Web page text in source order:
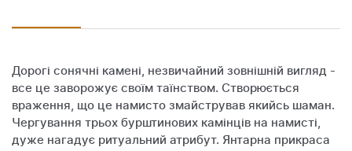
Дорогі сонячні камені, незвичайний зовнішній вигляд -
все це заворожує своїм таїнством. Створюється
враження, що це намисто змайстрував якийсь шаман.
Чергування трьох бурштинових камінців на намисті,
дуже нагадує ритуальний атрибут. Янтарна прикраса